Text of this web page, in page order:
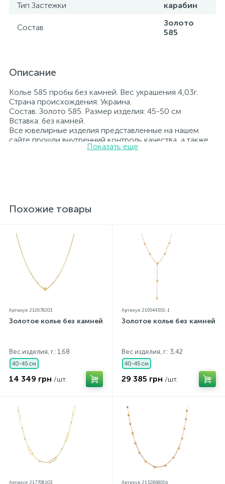
Тип Застежки
карабин
Состав
Золото
585
Описание
Колье 585 пробы без камней. Вес украшения 4,03г.
Страна происхождения: Украина.
Состав: Золото 585. Размер изделия: 45-50 см
Вставка: без камней.
Все ювелирные изделия представленные на нашем
сайте прошли внутренний контроль качества, а также
контроль государственной пробирной службой
особенностей цветопередачи экрана
Показать еще
Похожие товары
Артикул: 212678203
Золотое колье без камней
Вес изделия, г.: 1,68
40-45 см
14 349 грн /шт.
Артикул: 219544301-1
Золотое колье без камней
Вес изделия, г.: 3,42
40-45 см
29 385 грн /шт.
Артикул: 217708103 Артикул: 213286801b